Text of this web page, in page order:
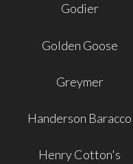
Godier
Golden Goose
Greymer
Handerson Baracco
Henry Cotton's